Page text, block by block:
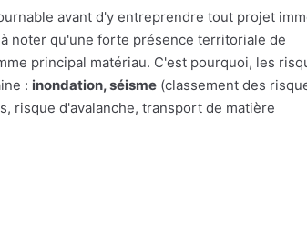
avant d'y entreprendre tout projet
noter qu'une forte présence territoriale de
principal matériau. C'est pourquoi, les
: inondation, séisme (classement des
risque d'avalanche, transport de matière